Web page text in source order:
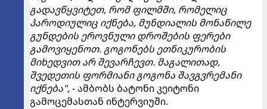
გადავწყვიტეთ, რომ ფილმში, რომელიც
პაროდიულიც იქნება, მუნდიალის მონაწილე
გუნდების ეროვნული დროშების ფერები
გამოვიყენოთ. გოგონებს ეთნიკურობის
მიხედვით არ შევარჩევთ. მაგალითად,
შვედეთის ფორმიანი გოგონა შავგვრემანი
იქნება",- ამბობს ბატონი კეიტონი
გამოცემასთან ინტერვიუში.